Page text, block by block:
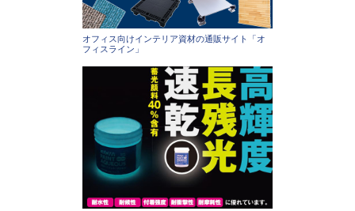
オフィス向けインテリア資材の通販サイト「オ
フィスライン」